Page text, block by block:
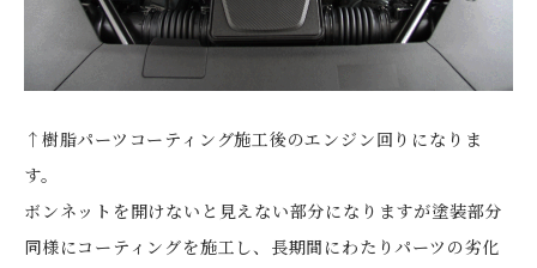
↑樹脂パーツコーティング施工後のエンジン回りになりま
す。
ボンネットを開けないと見えない部分になりますが塗装部分
同様にコーティングを施工し、長期間にわたりパーツの劣化